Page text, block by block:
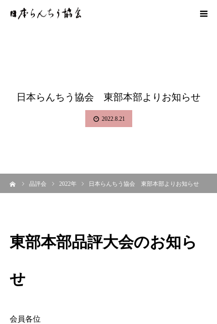
日本らんちう協会 東部本部よりお知らせ
2022.8.21
品評会 2022年 日本らんちう協会 東部本部よりお知らせ
東部本部品評大会のお知ら
せ
会員各位